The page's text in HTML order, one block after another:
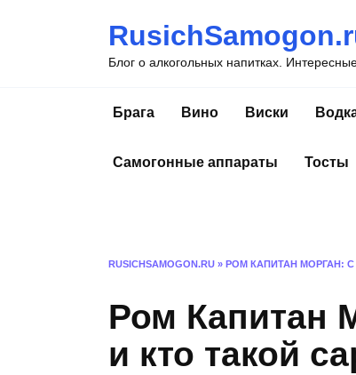
Блог о алкогольных напитках.
Брага Вино Виски
Самогонные аппараты Тосты
RUSICHSAMOGON.RU » РОМ КАПИТАН МОРГАН: С
Ром Капитан
и кто такой